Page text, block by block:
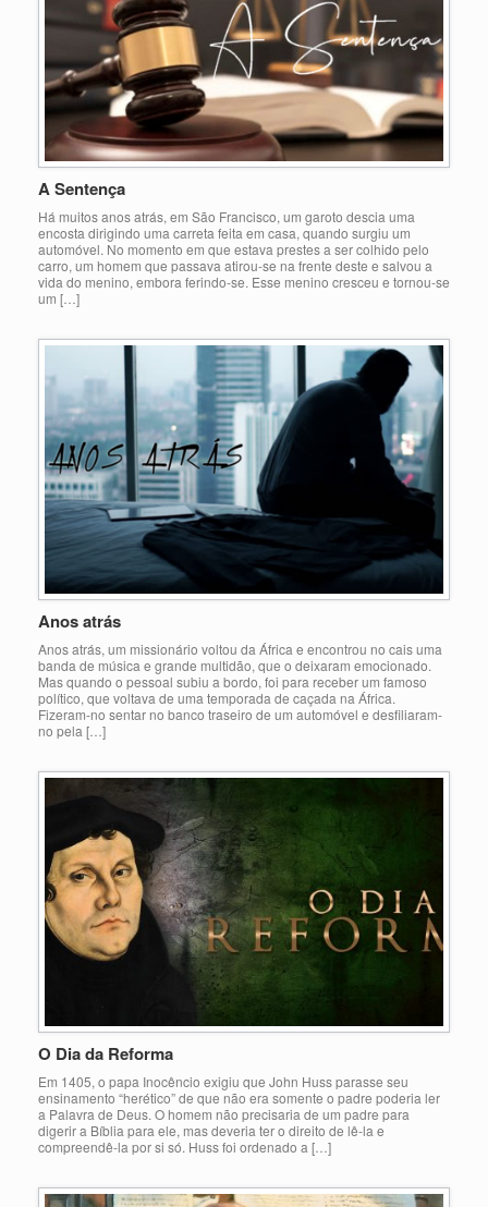
A Sentença
Há muitos anos atrás, em São Francisco, um garoto descia uma
encosta dirigindo uma carreta feita em casa, quando surgiu um
automóvel. No momento em que estava prestes a ser colhido pelo
carro, um homem que passava atirou-se na frente deste e salvou a
vida do menino, embora ferindo-se. Esse menino cresceu e tornou-se
um […]
Anos atrás
Anos atrás, um missionário voltou da África e encontrou no cais uma
banda de música e grande multidão, que o deixaram emocionado.
Mas quando o pessoal subiu a bordo, foi para receber um famoso
político, que voltava de uma temporada de caçada na África.
Fizeram-no sentar no banco traseiro de um automóvel e desfiliaram-
no pela […]
O Dia da Reforma
Em 1405, o papa Inocêncio exigiu que John Huss parasse seu
ensinamento “herético” de que não era somente o padre poderia ler
a Palavra de Deus. O homem não precisaria de um padre para
digerir a Bíblia para ele, mas deveria ter o direito de lê-la e
compreendê-la por si só. Huss foi ordenado a […]